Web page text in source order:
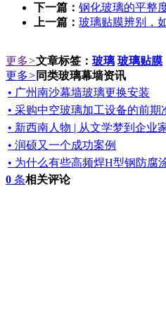
下一篇： 钢化玻璃的平整
上一篇： 玻璃贴膜辨别，
更多>文章标签： 玻璃 玻璃贴膜
更多> 同类玻璃幕墙资讯
• 广州南沙幕墙玻璃更换安装
• 采购中空玻璃加工设备的前期
• 新西南人物 | 从文学梦到企
• 润硕又一个成功案例
• 为什么有些高频焊H型钢防腐
0 条相关评论